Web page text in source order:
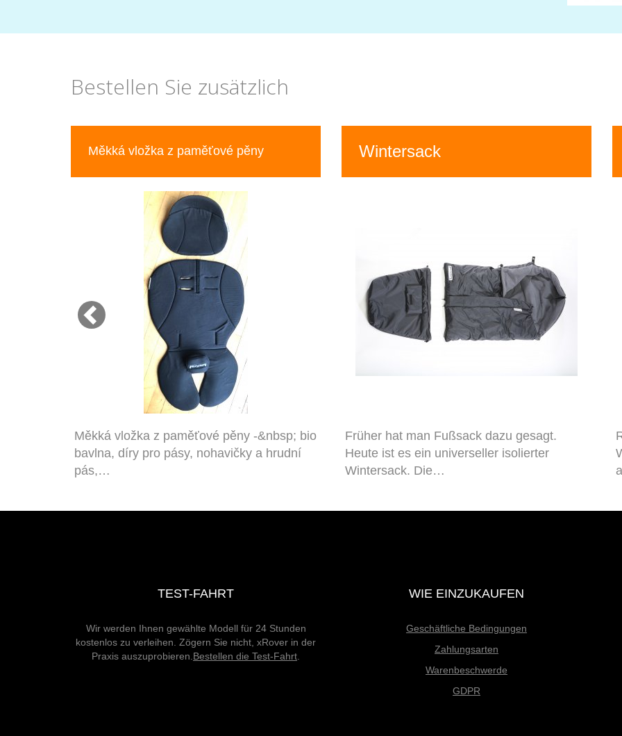
Bestellen Sie zusätzlich
Měkká vložka z paměťové pěny
Měkká vložka z paměťové pěny -&nbsp; bio
bavlna, díry pro pásy, nohavičky a hrudní
pás,…
Wintersack
Früher hat man Fußsack dazu gesagt.
Heute ist es ein universeller isolierter
Wintersack. Die…
TEST-FAHRT
Wir werden Ihnen gewählte Modell für 24 Stunden
kostenlos zu verleihen. Zögern Sie nicht, xRover in der
Praxis auszuprobieren. Bestellen die Test-Fahrt
WIE EINZUKAUFEN
Geschäftliche Bedingungen
Zahlungsarten
Warenbeschwerde
GDPR